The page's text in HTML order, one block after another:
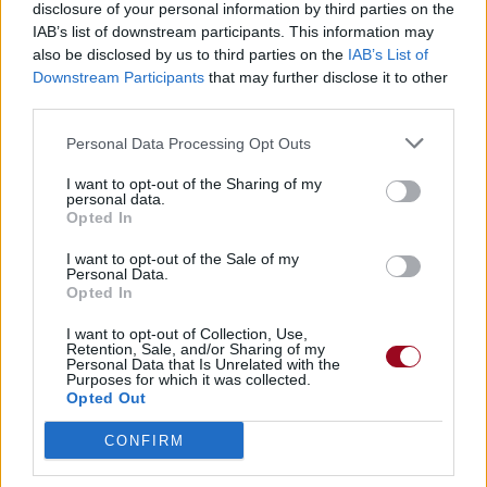
disclosure of your personal information by third parties on the
IAB’s list of downstream participants. This information may
also be disclosed by us to third parties on the IAB’s List of
Downstream Participants that may further disclose it to other
Personal Data Processing Opt Outs
I want to opt-out of the Sharing of my
personal data.
Opted In
I want to opt-out of the Sale of my
Personal Data.
Opted In
I want to opt-out of Collection, Use,
Retention, Sale, and/or Sharing of my
Personal Data that Is Unrelated with the
Purposes for which it was collected.
Opted Out
CONFIRM